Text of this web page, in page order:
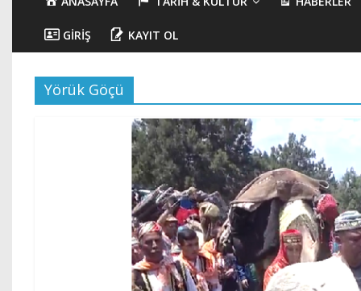
GIRIŞ KAYIT OL
Yörük Göçü